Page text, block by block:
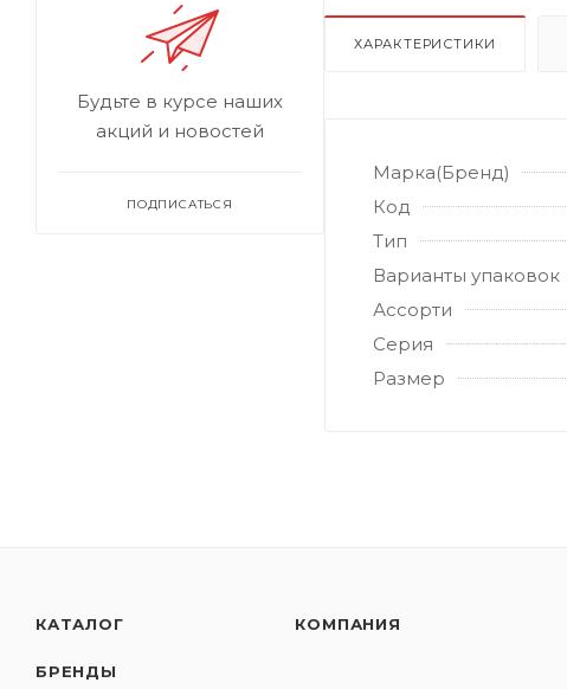
ХАРАКТЕРИСТИКИ
Марка(Бренд)
Код
Тип
Варианты упаковок
Ассорти
Серия
Размер
Будьте в курсе наших
акций и новостей
ПОДПИСАТЬСЯ
КАТАЛОГ
БРЕНДЫ
КОМПАНИЯ